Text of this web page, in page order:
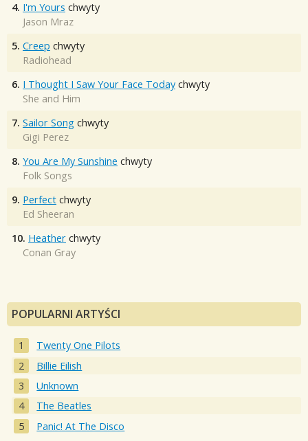
4. I'm Yours chwyty
Jason Mraz
5. Creep chwyty
Radiohead
6. I Thought I Saw Your Face Today chwyty
She and Him
7. Sailor Song chwyty
Gigi Perez
8. You Are My Sunshine chwyty
Folk Songs
9. Perfect chwyty
Ed Sheeran
10. Heather chwyty
Conan Gray
POPULARNI ARTYŚCI
Twenty One Pilots
Billie Eilish
Unknown
The Beatles
Panic! At The Disco